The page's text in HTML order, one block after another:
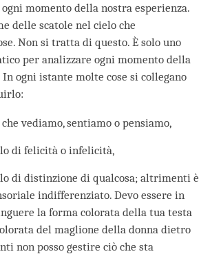
momento della nostra esperienza.
delle scatole nel cielo che
Non si tratta di questo. È solo uno
per analizzare ogni momento della
ogni istante molte cose si collegano
che vediamo, sentiamo o pensiamo,
di felicità o infelicità,
di distinzione di qualcosa; altrimenti è
indifferenziato. Devo essere in
la forma colorata della tua testa
del maglione della donna dietro
non posso gestire ciò che sta